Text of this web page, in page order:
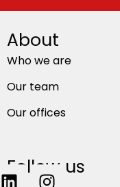
About
Who we are
Our team
Our offices
Follow us